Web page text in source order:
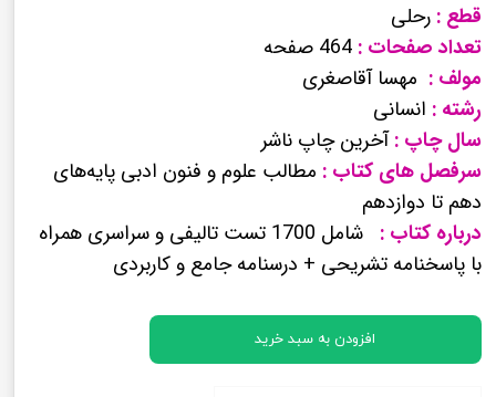
قطع : رحلی
تعداد صفحات :
مولف : مهسا آقاصغری
رشته : انسانی
سال چاپ :آخرین چاپ ناشر
سرفصل های کتاب : مطالب علوم و فنون ادبی پایه‌های
دهم تا دوازدهم
درباره کتاب :
شامل 1700 تست تالیفی و سراسری همراه
با پاسخنامه تشریحی + درسنامه جامع و کاربردی
افزودن به سبد خرید